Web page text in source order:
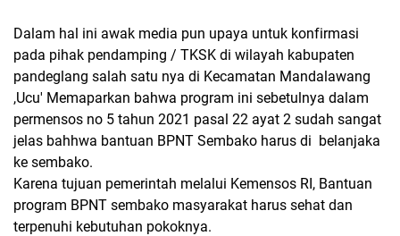
Dalam hal ini awak media pun upaya untuk konfirmasi
pada pihak pendamping / TKSK di wilayah kabupaten
pandeglang salah satu nya di Kecamatan Mandalawang
,Ucu' Memaparkan bahwa program ini sebetulnya dalam
permensos no 5 tahun 2021 pasal 22 ayat 2 sudah sangat
jelas bahhwa bantuan BPNT Sembako harus di belanjaka
ke sembako.
Karena tujuan pemerintah melalui Kemensos RI, Bantuan
program BPNT sembako masyarakat harus sehat dan
terpenuhi kebutuhan pokoknya.